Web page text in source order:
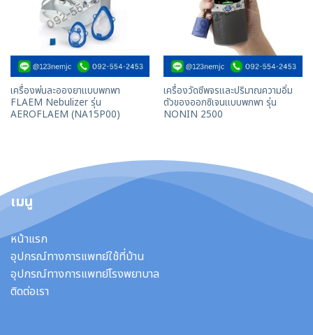
เครื่องพ่นละอองยาแบบพกพา
FLAEM Nebulizer รุ่น
AEROFLAEM (NA15P00)
เครื่องวัดชีพจรและปริมาณความอิ่ม
ตัวของออกซิเจนเเบบพกพา รุ่น
NONIN 2500
เมนู
หน้าแรก
อุปกรณ์ทางการแพทย์ใช้ที่บ้าน
อุปกรณ์ทางการแพทย์โรงพยาบาล
ติดต่อเรา